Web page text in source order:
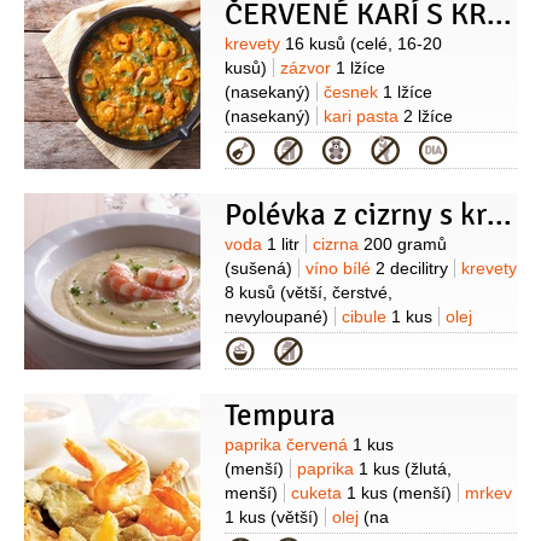
ČERVENÉ KARÍ S KREVETAMI
Suroviny
krevety 16 kusů (celé, 16-20
kusů)
zázvor 1 lžíce
(nasekaný)
česnek 1 lžíce
(nasekaný)
kari pasta 2 lžíce
(červená, 2-4 lžíce)
kokosové mléko
800 mililitrů
kafírové listy4 kusy
rybí
1 lžíce
bazalka 1 svazek (thajská)
Kategorie
Polévka z cizrny s krevetami
Suroviny
voda 1 litr cizrna 200 gramů
(sušená)
víno bílé 2 decilitry
krevety
8 kusů (větší, čerstvé,
nevyloupané)
cibule 1 kus
olej
olivový4 lžíce
1 lžíce
pažitka1 lžíce (čerstvá,
Kategorie
Tempura
Suroviny
paprika červená 1 kus
(menší)
paprika 1 kus (žlutá,
menší)
cuketa 1 kus (menší)
mrkev
1 kus (větší) olej (na